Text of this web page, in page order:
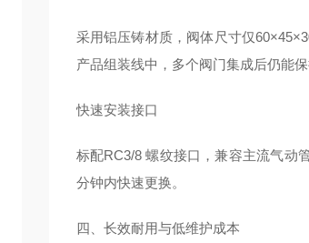
采用铝压铸材质，阀体尺寸仅
产品组装线中，多个阀门集成后仍能保
快速安装接口
标配RC3/8 螺纹接口，兼容主流气动
分钟内快速更换。
四、长效耐用与低维护成本